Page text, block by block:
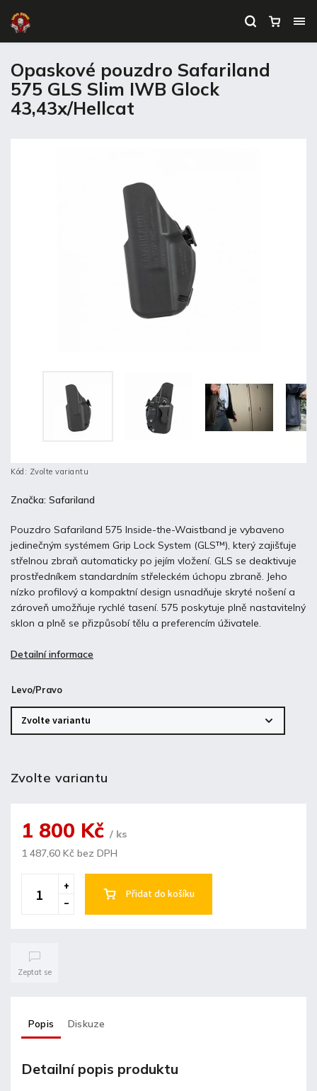
Opaskové pouzdro Safariland
575 GLS Slim IWB Glock
43,43x/Hellcat
Kód: Zvolte variantu
Pouzdro Safariland 575 Inside-the-Waistband je vybaveno
jedinečným systémem Grip Lock System (GLS™), který zajišťuje
střelnou zbraň automaticky po jejím vložení. GLS se deaktivuje
prostředníkem standardním střeleckém úchopu zbraně. Jeho
nízko profilový a kompaktní design usnadňuje skryté nošení a
zároveň umožňuje rychlé tasení. 575 poskytuje plně nastavitelný
sklon a plně se přizpůsobí tělu a preferencím úživatele.
Detailní informace
Značka: Safariland
Levo/Pravo
Zvolte variantu
1 800 Kč / ks
1 487,60 Kč bez DPH
Přidat do košíku
Zeptat se
Popis Diskuze
Detailní popis produktu